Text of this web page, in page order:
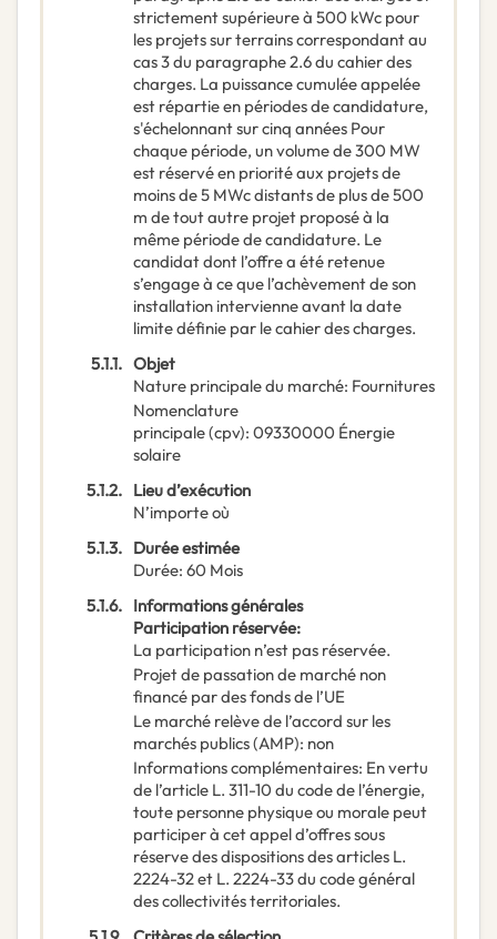
strictement supérieure à 500 kWc pour
les projets sur terrains correspondant au
cas 3 du paragraphe 2.6 du cahier des
charges. La puissance cumulée appelée
est répartie en périodes de candidature,
s'échelonnant sur cinq années Pour
chaque période, un volume de 300 MW
est réservé en priorité aux projets de
moins de 5 MWc distants de plus de 500
m de tout autre projet proposé à la
même période de candidature. Le
candidat dont l’offre a été retenue
s’engage à ce que l’achèvement de son
installation intervienne avant la date
limite définie par le cahier des charges.
5.1.1. Objet
Nature principale du marché: Fournitures
Nomenclature
principale(cpv): 09330000 Énergie
solaire
5.1.2. Lieu d’exécution
N’importe où
5.1.3. Durée estimée
Durée: 60 Mois
5.1.6. Informations générales
Participation réservée:
La participation n’est pas réservée.
Projet de passation de marché non
financé par des fonds de l’UE
Le marché relève de l’accord sur les
marchés publics (AMP): non
Informations complémentaires: En vertu
de l’article L. 311-10 du code de l’énergie,
toute personne physique ou morale peut
participer à cet appel d’offres sous
réserve des dispositions des articles L.
2224-32 et L. 2224-33 du code général
des collectivités territoriales.